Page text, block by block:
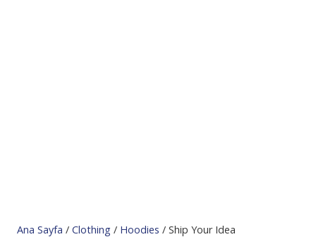
Ana Sayfa / Clothing / Hoodies / Ship Your Idea